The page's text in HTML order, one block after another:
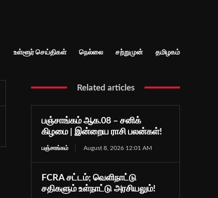
உள்ளூர் செய்திகள் நெல்லை சற்றுமுன் தமிழகம்
Related articles
பஞ்சாங்கம் ஆக.08 – சனிக்
கிழமை | இன்றைய ராசி பலன்கள்!
பஞ்சாங்கம் August 8, 2026 12:01 AM
FCRA சட்டம்; வெளிநாட்டு
சதிகளும் உள்நாட்டு அரசியலும்!